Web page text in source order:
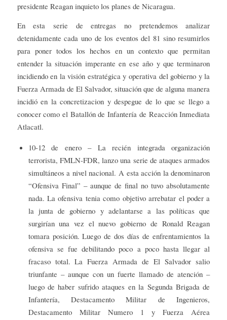
presidente Reagan inquieto los planes de Nicaragua.
En esta serie de entregas no pretendemos analizar
detenidamente cada uno de los eventos del 81 sino resumirlos
para poner todos los hechos en un contexto que permitan
entender la situación imperante en ese año y que terminaron
incidiendo en la visión estratégica y operativa del gobierno y la
Fuerza Armada de El Salvador, situación que de alguna manera
incidió en la concretizacion y despegue de lo que se llego a
conocer como el Batallón de Infantería de Reacción Inmediata
Atlacatl.
10-12 de enero – La recién integrada organización
terrorista, FMLN-FDR, lanzo una serie de ataques armados
simultáneos a nivel nacional. A esta acción la denominaron
“Ofensiva Final” – aunque de final no tuvo absolutamente
nada. La ofensiva tenia como objetivo arrebatar el poder a
la junta de gobierno y adelantarse a las políticas que
surgirían una vez el nuevo gobierno de Ronald Reagan
tomara posición. Luego de dos días de enfrentamientos la
ofensiva se fue debilitando poco a poco hasta llegar al
fracaso total. La Fuerza Armada de El Salvador salio
triunfante – aunque con un fuerte llamado de atención –
luego de haber sufrido ataques en la Segunda Brigada de
Infantería, Destacamento Militar de Ingenieros,
Destacamento Militar Numero 1 y Fuerza Aérea